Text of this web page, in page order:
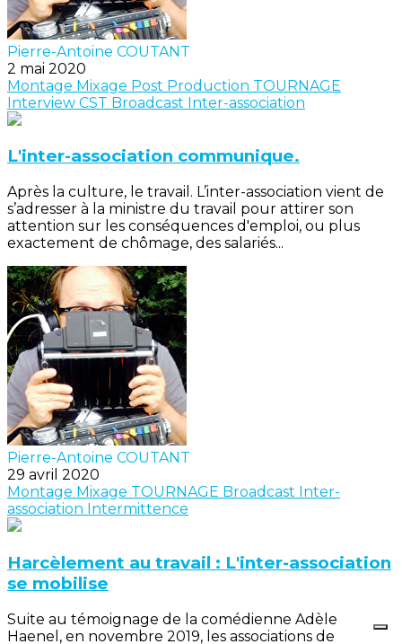
Pierre-Antoine COUTANT
2 mai 2020
Montage Mixage Post Production TOURNAGE
Interview CST Broadcast Inter-association
L'inter-association communique.
Après la culture, le travail. L’inter-association vient de
s’adresser à la ministre du travail pour attirer son
attention sur les conséquences d'emploi, ou plus
exactement de chômage, des salariés...
Pierre-Antoine COUTANT
29 avril 2020
Montage Mixage TOURNAGE Broadcast Inter-
association Intermittence
Harcèlement au travail : L'inter-association
se mobilise
Suite au témoignage de la comédienne Adèle
Haenel, en novembre 2019, les associations de